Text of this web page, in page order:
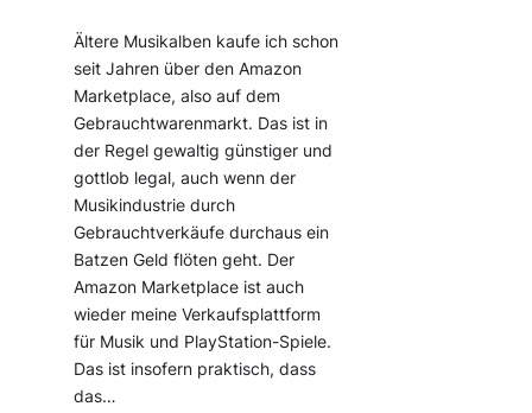
Ältere Musikalben kaufe ich schon
seit Jahren über den Amazon
Marketplace, also auf dem
Gebrauchtwarenmarkt. Das ist in
der Regel gewaltig günstiger und
gottlob legal, auch wenn der
Musikindustrie durch
Gebrauchtverkäufe durchaus ein
Batzen Geld flöten geht. Der
Amazon Marketplace ist auch
wieder meine Verkaufsplattform
für Musik und PlayStation-Spiele.
Das ist insofern praktisch, dass
das…